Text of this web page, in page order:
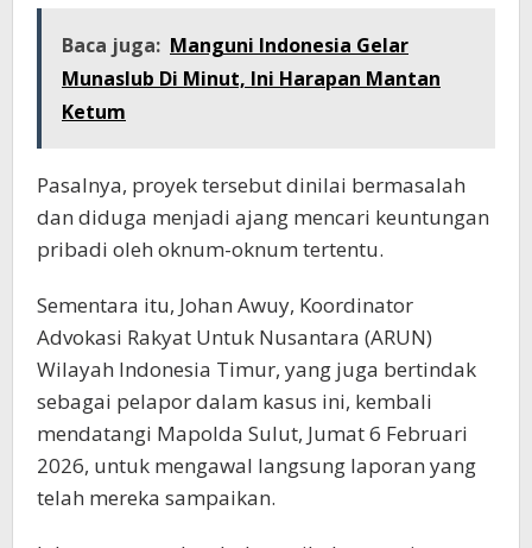
Baca juga: Manguni Indonesia Gelar
Munaslub Di Minut, Ini Harapan Mantan
Ketum
Pasalnya, proyek tersebut dinilai bermasalah
dan diduga menjadi ajang mencari keuntungan
pribadi oleh oknum-oknum tertentu.
Sementara itu, Johan Awuy, Koordinator
Advokasi Rakyat Untuk Nusantara (ARUN)
Wilayah Indonesia Timur, yang juga bertindak
sebagai pelapor dalam kasus ini, kembali
mendatangi Mapolda Sulut, Jumat 6 Februari
2026, untuk mengawal langsung laporan yang
telah mereka sampaikan.